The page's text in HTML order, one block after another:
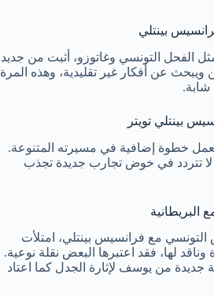
بينتلي
الفحل التونسي وغاتوزو، أثبت من جديد
عن أفكار غير تقليدية، وهذه المرة
شابة.
بينتلي تويتر
خطوة إضافية في مسيرته المتنوعة.
تتردد في خوض تجارب جديدة تجذب
مع فرانسيس بينتلي، امتلأت
لها، فقد اعتبرها البعض نقلة نوعية.
جديدة من يوسف لإثارة الجدل كما اعتاد